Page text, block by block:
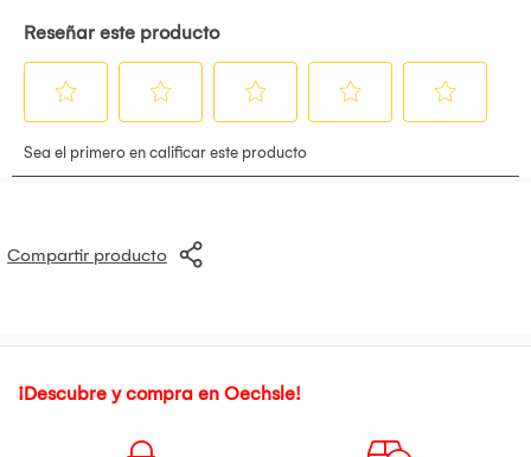
Compartir producto
¡Descubre y compra en Oechsle!